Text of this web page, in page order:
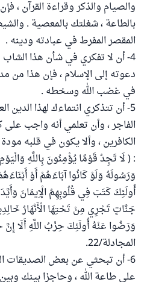
والصيام والذكر وقراءة القرآن ،
بالطاعة ، شغلتك بالمعصية .
المقصر المفرط في عبادته ودينه .
4- أن لا تفكري في شأن هذا
دعوته إلى الإسلام ، فإن هذا من
في غضب الله وسخطه .
5- أن تتذكري انتماءك لهذا الدين
الفاجر ، وأن تعلمي أنه واجب
الكافرين ، وألا يكون في قلبه
: ( لَا تَجِدُ قَوْمًا يُؤْمِنُونَ بِاللَّهِ
وَرَسُولَهُ وَلَوْ كَانُوا آبَاءَهُمْ أَوْ
أُولَئِكَ كَتَبَ فِي قُلُوبِهِمُ الْإِيمَانَ
جَنَّاتٍ تَجْرِي مِنْ تَحْتِهَا الْأَنْهَارُ
وَرَضُوا عَنْهُ أُولَئِكَ حِزْبُ اللَّهِ أَلَا
المجادلة/22.
6- أن تبحثي عن بعض الصديقات
على طاعة الله ، وحاجزا بينك